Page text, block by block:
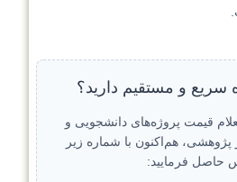
سریع و مستقیم دارید؟
قیمت پروژه‌های دانشجویی و
پژوهشی، هم‌اکنون با شماره زیر
حاصل فرمایید: